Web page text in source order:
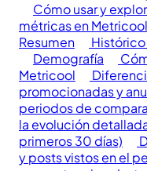
Cómo usar y
métricas en
Resumen
Demografía
Metricool
promocionadas y
periodos de
la evolución
primeros 30 días)
y posts vistos en el